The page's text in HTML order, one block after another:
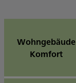
Wohngebäude
Komfort